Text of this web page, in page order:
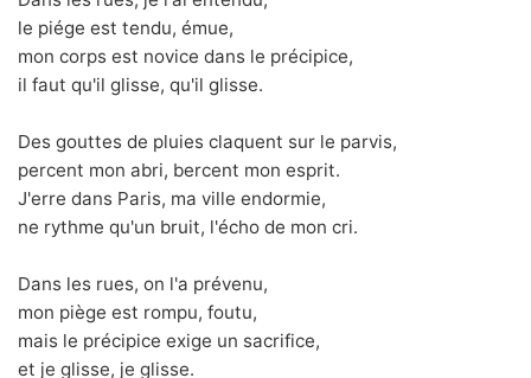
le piége est tendu, émue,
mon corps est novice dans le précipice,
il faut qu'il glisse, qu'il glisse.
Des gouttes de pluies claquent sur le parvis,
percent mon abri, bercent mon esprit.
J'erre dans Paris, ma ville endormie,
ne rythme qu'un bruit, l'écho de mon cri.
Dans les rues, on l'a prévenu,
mon piège est rompu, foutu,
mais le précipice exige un sacrifice,
et je glisse, je glisse.